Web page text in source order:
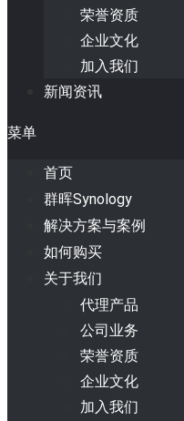
荣誉资质
企业文化
加入我们
新闻资讯
菜单
首页
群晖Synology
解决方案与案例
如何购买
关于我们
代理产品
公司业务
荣誉资质
企业文化
加入我们